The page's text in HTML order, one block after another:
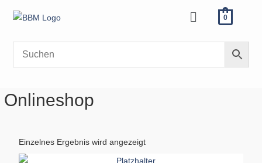
Inhalt
Menü 0
Onlineshop
Einzelnes Ergebnis wird angezeigt